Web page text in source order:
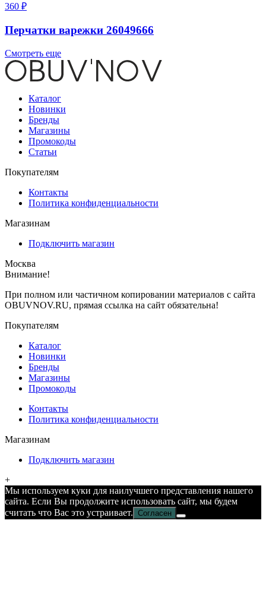
360 ₽
Перчатки варежки 26049666
Смотреть еще
Каталог
Новинки
Бренды
Магазины
Промокоды
Статьи
Покупателям
Контакты
Политика конфиденциальности
Магазинам
Подключить магазин
Москва
Внимание!
При полном или частичном копировании материалов с сайта
OBUVNOV.RU, прямая ссылка на сайт обязательна!
Покупателям
Каталог
Новинки
Бренды
Магазины
Промокоды
Контакты
Политика конфиденциальности
Магазинам
Подключить магазин
+
Мы используем куки для наилучшего представления нашего
сайта. Если Вы продолжите использовать сайт, мы будем
считать что Вас это устраивает. Согласен